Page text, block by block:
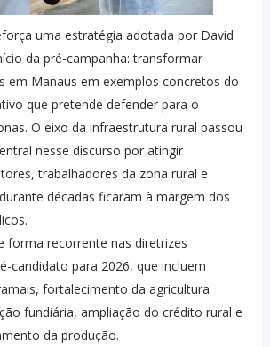
uma estratégia adotada por David
da pré-campanha: transformar
em Manaus em exemplos concretos do
que pretende defender para o
O eixo da infraestrutura rural passou
nesse discurso por atingir
trabalhadores da zona rural e
décadas ficaram à margem dos
forma recorrente nas diretrizes
candidato para 2026, que incluem
fortalecimento da agricultura
fundiária, ampliação do crédito rural e
da produção.